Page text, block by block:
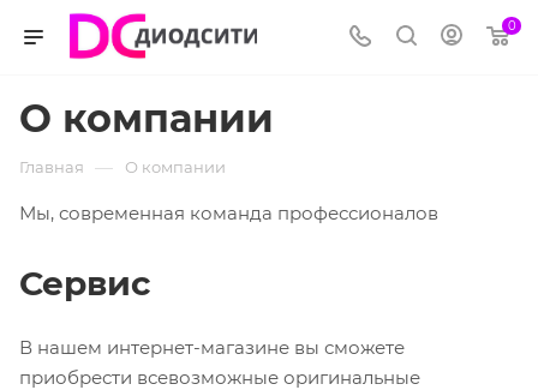
0
О компании
Главная — О компании
Мы, современная команда профессионалов
Сервис
В нашем интернет-магазине вы сможете
приобрести всевозможные оригинальные